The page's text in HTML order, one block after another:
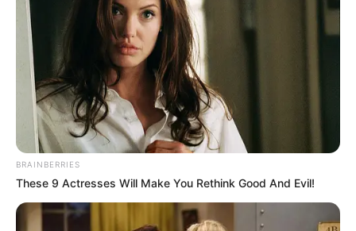
BRAINBERRIES
These 9 Actresses Will Make You Rethink Good And Evil!